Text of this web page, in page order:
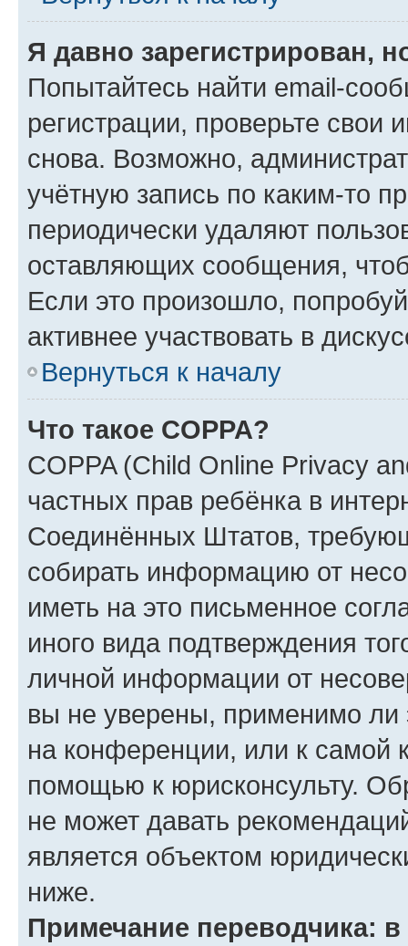
Я давно зарегистрирован,
Попытайтесь найти email-
регистрации, проверьте свои
снова. Возможно,
учётную запись по каким-то
периодически удаляют
оставляющих сообщения,
Если это произошло,
активнее участвовать в
Вернуться к началу
Что такое COPPA?
COPPA (Child Online Privacy
частных прав ребёнка в
Соединённых Штатов,
собирать информацию от
иметь на это письменное
иного вида подтверждения
личной информации от
вы не уверены, применимо ли
на конференции, или к самой
помощью к юрисконсульту.
не может давать
является объектом
ниже.
Примечание переводчика: